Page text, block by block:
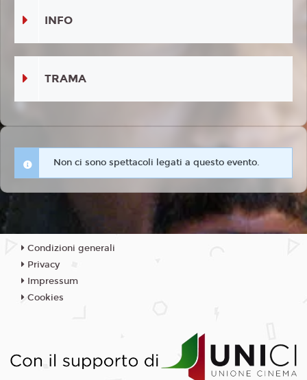
INFO
TRAMA
Non ci sono spettacoli legati a questo evento.
Condizioni generali
Privacy
Impressum
Cookies